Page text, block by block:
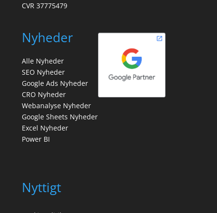
CVR 37775479
Nyheder
Alle Nyheder
SEO Nyheder
Google Ads Nyheder
CRO Nyheder
Webanalyse Nyheder
Google Sheets Nyheder
Excel Nyheder
Power BI
Nyttigt